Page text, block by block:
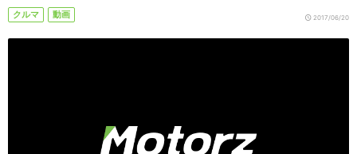
クルマ 動画 2017/06/20